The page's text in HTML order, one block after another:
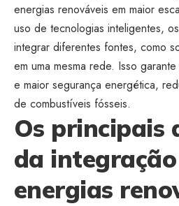
energias renováveis em maior
uso de tecnologias inteligentes,
integrar diferentes fontes, como
em uma mesma rede. Isso
e maior segurança energética,
de combustíveis fósseis.
Os principais
da
energias